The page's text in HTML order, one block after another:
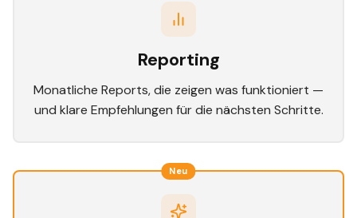
Reporting
Monatliche Reports, die zeigen was funktioniert —
und klare Empfehlungen für die nächsten Schritte.
Neu